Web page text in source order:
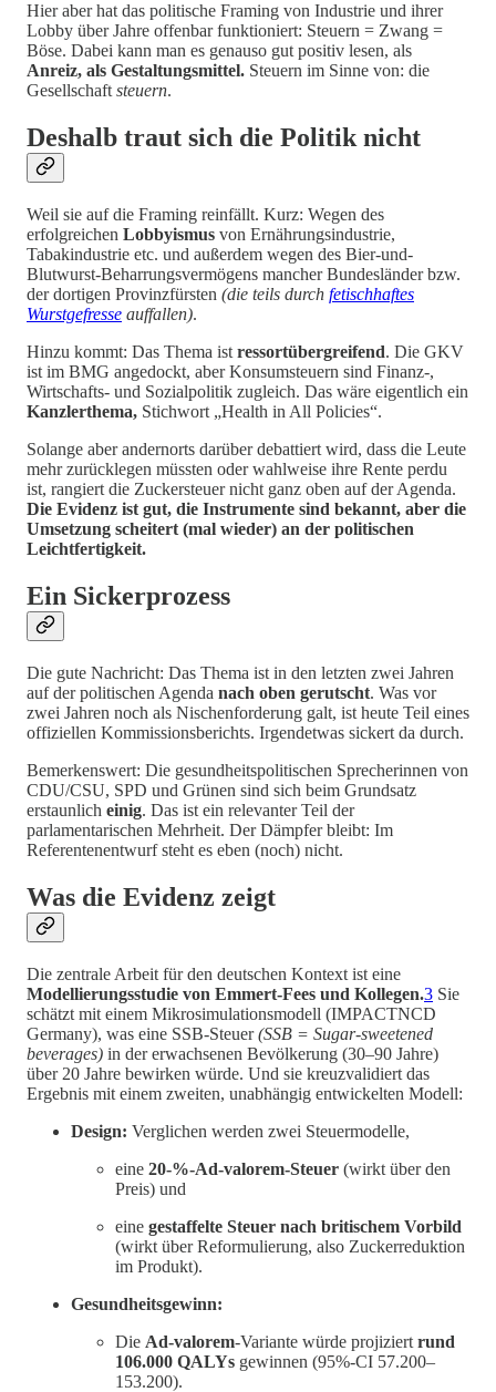
Hier aber hat das politische Framing von Industrie und ihrer
Lobby über Jahre offenbar funktioniert: Steuern = Zwang =
Böse. Dabei kann man es genauso gut positiv lesen, als
Anreiz, als Gestaltungsmittel. Steuern im Sinne von: die
Gesellschaft steuern.
Deshalb traut sich die Politik nicht
Weil sie auf die Framing reinfällt. Kurz: Wegen des
erfolgreichen Lobbyismus von Ernährungsindustrie,
Tabakindustrie etc. und außerdem wegen des Bier-und-
Blutwurst-Beharrungsvermögens mancher Bundesländer bzw.
der dortigen Provinzfürsten (die teils durch fetischhaftes
Wurstgefresse auffallen).
Hinzu kommt: Das Thema ist ressortübergreifend. Die GKV
ist im BMG angedockt, aber Konsumsteuern sind Finanz-,
Wirtschafts- und Sozialpolitik zugleich. Das wäre eigentlich ein
Kanzlerthema, Stichwort „Health in All Policies“.
Solange aber andernorts darüber debattiert wird, dass die Leute
mehr zurücklegen müssten oder wahlweise ihre Rente perdu
ist, rangiert die Zuckersteuer nicht ganz oben auf der Agenda.
Die Evidenz ist gut, die Instrumente sind bekannt, aber die
Umsetzung scheitert (mal wieder) an der politischen
Leichtfertigkeit.
Ein Sickerprozess
Die gute Nachricht: Das Thema ist in den letzten zwei Jahren
auf der politischen Agenda nach oben gerutscht. Was vor
zwei Jahren noch als Nischenforderung galt, ist heute Teil eines
offiziellen Kommissionsberichts. Irgendetwas sickert da durch.
Bemerkenswert: Die gesundheitspolitischen Sprecherinnen von
CDU/CSU, SPD und Grünen sind sich beim Grundsatz
erstaunlich einig. Das ist ein relevanter Teil der
parlamentarischen Mehrheit. Der Dämpfer bleibt: Im
Referentenentwurf steht es eben (noch) nicht.
Was die Evidenz zeigt
Die zentrale Arbeit für den deutschen Kontext ist eine
Modellierungsstudie von Emmert-Fees und Kollegen.3 Sie
schätzt mit einem Mikrosimulationsmodell (IMPACTNCD
Germany), was eine SSB-Steuer(SSB = Sugar-sweetened
beverages) in der erwachsenen Bevölkerung (30–90 Jahre)
über 20 Jahre bewirken würde. Und sie kreuzvalidiert das
Ergebnis mit einem zweiten, unabhängig entwickelten Modell:
Design: Verglichen werden zwei Steuermodelle,
eine 20-%-Ad-valorem-Steuer (wirkt über den
Preis) und
eine gestaffelte Steuer nach britischem Vorbild
(wirkt über Reformulierung, also Zuckerreduktion
im Produkt).
Gesundheitsgewinn:
Die Ad-valorem-Variante würde projiziert rund
106.000 QALYs gewinnen (95%-CI 57.200–
153.200).